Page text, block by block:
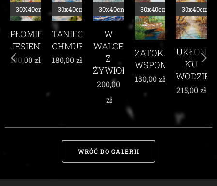
PŁOMIEŃ
JESIENI
30X40cm
190,00zł
TANIEC
CHMUR
30x40cm
180,00zł
W
WALCE
Z
ŻYWIOŁEM
30x40cm
200,00
zł
ZATOKA
WSPOMNIEŃ
30x40cm
180,00zł
UKŁON
KU
WODZIE
30x40cm
215,00zł
WRÓĆ DO GALERII